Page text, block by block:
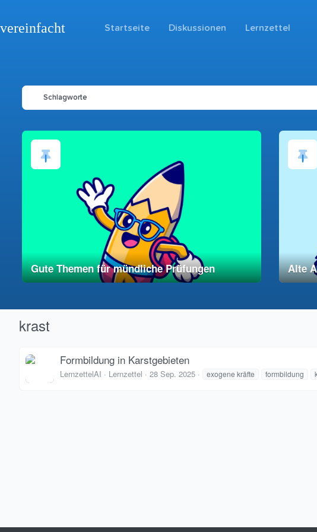
vereinfacht Startseite Diskussionen Lernzettel
Schlagworte
Gute Themen für mündliche Prüfungen Alte
krast
Formbildung in Karstgebieten
LernzettelAI Lernzettel 28 Sep. 2025 exogene kräfte formbildung